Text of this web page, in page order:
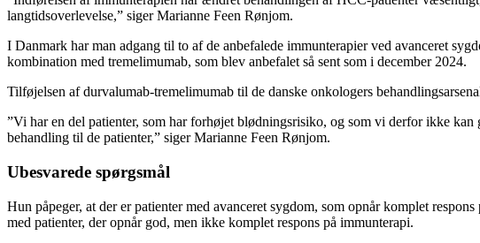
langtidsoverlevelse,” siger Marianne Feen Rønjom.
I Danmark har man adgang til to af de anbefalede immunterapier ved avanceret
kombination med tremelimumab, som blev anbefalet så sent som i december 2024.
Tilføjelsen af durvalumab-tremelimumab til de danske onkologers
”Vi har en del patienter, som har forhøjet blødningsrisiko, og som vi derfor ikke
behandling til de patienter,” siger Marianne Feen Rønjom.
Ubesvarede spørgsmål
Hun påpeger, at der er patienter med avanceret sygdom, som opnår komplet
med patienter, der opnår god, men ikke komplet respons på immunterapi.